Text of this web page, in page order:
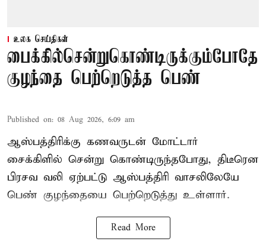
உலக செய்திகள்
பைக்கில்சென்றுகொண்டிருக்கும்போதே
குழந்தை பெற்றெடுத்த பெண்
Published on: 08 Aug 2026, 6:09 am
ஆஸ்பத்திரிக்கு கணவருடன் மோட்டார்
சைக்கிளில் சென்று கொண்டிருந்தபோது, திடீரென
பிரசவ வலி ஏற்பட்டு ஆஸ்பத்திரி வாசலிலேயே
பெண் குழந்தையை பெற்றெடுத்து உள்ளார்.
Read More